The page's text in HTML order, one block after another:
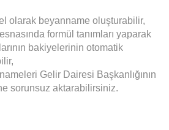
olarak beyanname oluşturabilir,
formül tanımları yaparak
bakiyelerinin otomatik
Gelir Dairesi Başkanlığının
sorunsuz aktarabilirsiniz.